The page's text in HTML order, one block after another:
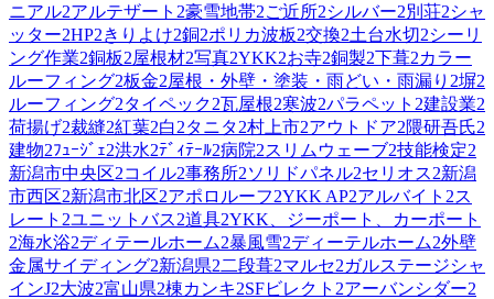
ニアル2アルテザート 2豪雪地帯2ご近所2シルバー2別荘2シャ
ッター2HP2きりよけ2銅2ポリカ波板2交換2土台水切2シーリ
ング作業2銅板2屋根材2写真2YKK2お寺2銅製2下葺2カラー
ルーフィング2板金2屋根・外壁・塗装・雨どい・雨漏り 2塀2
ルーフィング2タイペック2瓦屋根2寒波2パラペット 2建設業2
荷揚げ2裁縫2紅葉2白2タニタ2村上市2アウトドア2隈研吾氏2
建物2ﾌｭｰｼﾞｪ2洪水2ﾃﾞｨﾃｰﾙ2病院2スリムウェーブ2技能検定2
新潟市中央区2コイル2事務所2ソリドパネル2セリオス2新潟
市西区2新潟市北区2アポロルーフ2YKK AP2アルバイト 2ス
レート 2ユニットバス2道具2YKK、ジーポート、カーポート
2海水浴2ディテールホーム2暴風雪2ディーテルホーム2外壁
金属サイディング2新潟県2二段葺2マルセ2ガルステージシャ
インJ2大波2富山県2棟カンキ2SFビレクト 2アーバンシダー2